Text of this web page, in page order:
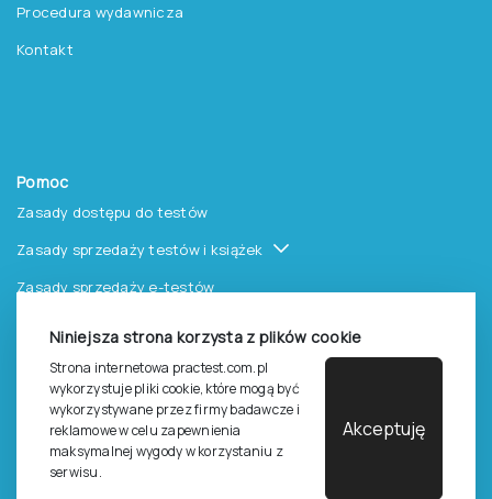
Niniejsza strona korzysta z plików cookie
Strona internetowa practest.com.pl
wykorzystuje pliki cookie, które mogą być
wykorzystywane przez firmy badawcze i
reklamowe w celu zapewnienia
maksymalnej wygody w korzystaniu z
serwisu.
Akceptuję
Procedura wydawnicza
Kontakt
Pomoc
Zasady dostępu do testów
Zasady sprzedaży testów i książek
Zasady sprzedaży e-testów
Zasady zapisów na szkolenia
Dla studentów i doktorantów
Epsilon dla studentów i pracowników naukowych uczelni
Legalność używana testów